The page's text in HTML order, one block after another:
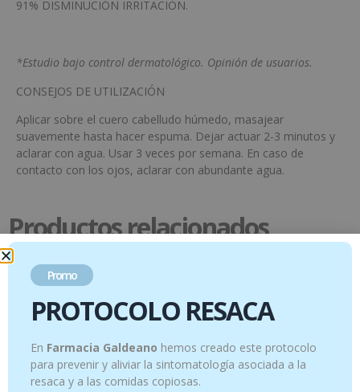
91% DISMINUCIÓN IRRITACIÓN.
*Estudio bajo control dermatológico. Opinión de usuarios.
CONSEJOS DE UTILIZACIÓN
Aplicar sobre el cuero cabelludo húmedo, masajear
suavemente hasta hacer espuma. Dejar actuar 2-3 minutos y
aclarar con agua. Usar 3 veces por semana. En caso de
contacto con los ojos, aclarar con abundante agua.
Productos relacionados
Promo
PROTOCOLO RESACA
En Farmacia Galdeano hemos creado este protocolo
para prevenir y aliviar la sintomatología asociada a la
resaca y a las comidas copiosas.